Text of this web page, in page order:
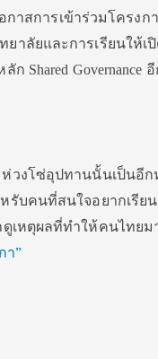
กาสการเข้าร่วมโครง
าลัยและการเรียนให้
Shared Governance
วงโซ่อุปทานนั้นเป็นอี
รับคนที่สนใจอยากเรีย
เหตุผลที่ทำให้คนไทยม
า”